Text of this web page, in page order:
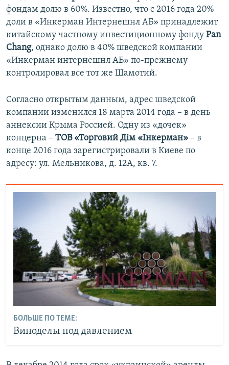
фондам долю в 60%. Известно, что с 2016 года 20%
доли в «Инкерман Интернешнл АБ» принадлежит
китайскому частному инвестиционному фонду Pan
Chang, однако долю в 40% шведской компании
«Инкерман интернешнл АБ» по-прежнему
контролировал все тот же Шамотий.
Согласно открытым данным, адрес шведской
компании изменился 18 марта 2014 года – в день
аннексии Крыма Россией. Одну из «дочек»
концерна – ТОВ «Торговий Дiм «Iнкерман» – в
конце 2016 года зарегистрировали в Киеве по
адресу: ул. Мельникова, д. 12А, кв. 7.
БОЛЬШЕ ПО ТЕМЕ:
Виноделы под давлением